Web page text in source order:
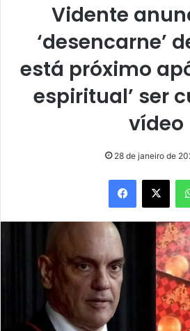
Vidente
‘desencarne’
está próximo
espiritual’ ser
vídeo
28 de janeiro de
Facebook
X